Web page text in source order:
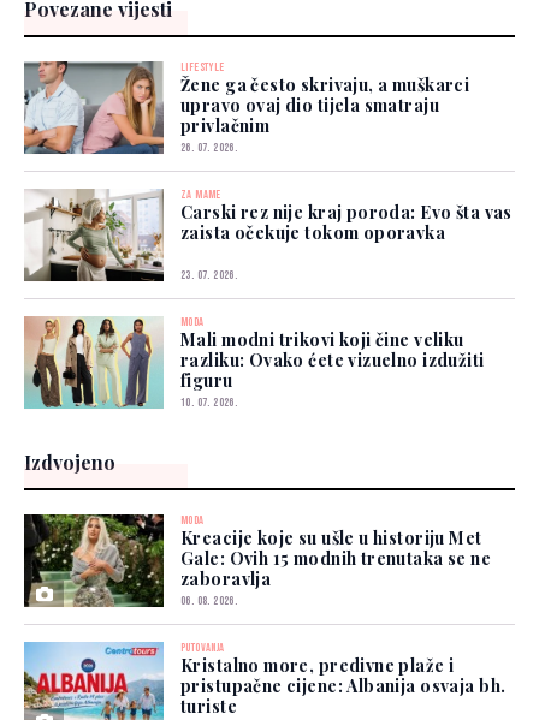
Povezane vijesti
LIFESTYLE
Žene ga često skrivaju, a muškarci
upravo ovaj dio tijela smatraju
privlačnim
26. 07. 2026.
ZA MAME
Carski rez nije kraj poroda: Evo šta vas
zaista očekuje tokom oporavka
23. 07. 2026.
MODA
Mali modni trikovi koji čine veliku
razliku: Ovako ćete vizuelno izdužiti
figuru
10. 07. 2026.
Izdvojeno
MODA
Kreacije koje su ušle u historiju Met
Gale: Ovih 15 modnih trenutaka se ne
zaboravlja
06. 08. 2026.
PUTOVANJA
Kristalno more, predivne plaže i
pristupačne cijene: Albanija osvaja bh.
turiste